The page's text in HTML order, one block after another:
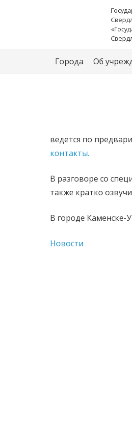
Города Об
ведется по
контакты.
В разговоре со
также кратко
В городе Каменске-
Новости